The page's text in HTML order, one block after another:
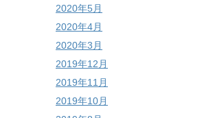
2020年5月
2020年4月
2020年3月
2019年12月
2019年11月
2019年10月